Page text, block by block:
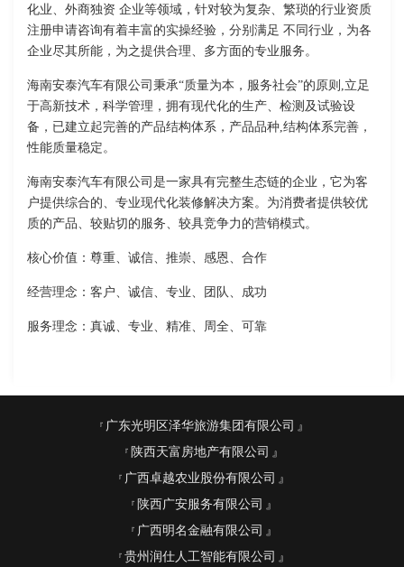
化业、外商独资 企业等领域，针对较为复杂、繁琐的行业资质
注册申请咨询有着丰富的实操经验，分别满足 不同行业，为各
企业尽其所能，为之提供合理、多方面的专业服务。
海南安泰汽车有限公司秉承“质量为本，服务社会”的原则,立足
于高新技术，科学管理，拥有现代化的生产、检测及试验设
备，已建立起完善的产品结构体系，产品品种,结构体系完善，
性能质量稳定。
海南安泰汽车有限公司是一家具有完整生态链的企业，它为客
户提供综合的、专业现代化装修解决方案。为消费者提供较优
质的产品、较贴切的服务、较具竞争力的营销模式。
核心价值：尊重、诚信、推崇、感恩、合作
经营理念：客户、诚信、专业、团队、成功
服务理念：真诚、专业、精准、周全、可靠
广东光明区泽华旅游集团有限公司
陕西天富房地产有限公司
广西卓越农业股份有限公司
陕西广安服务有限公司
广西明名金融有限公司
贵州润仕人工智能有限公司